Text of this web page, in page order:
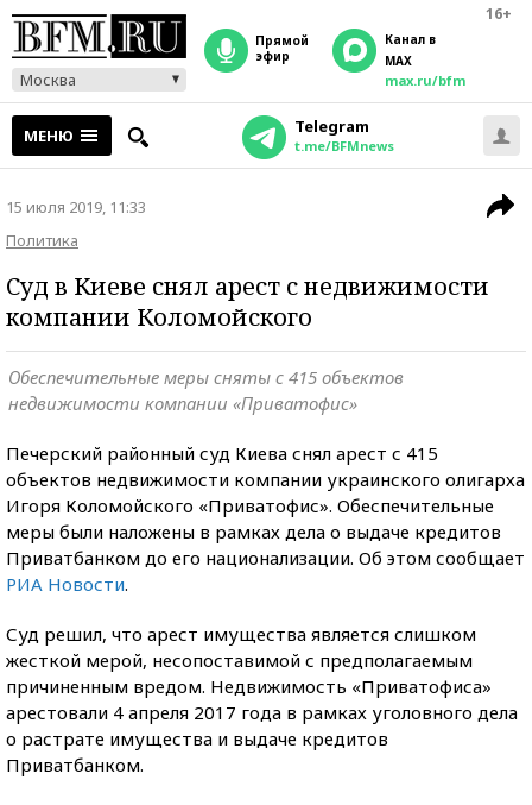
16+
Москва
прямой
эфир
Канал в
MAX
max.ru/bfm
МЕНЮ Telegram
t.me/BFMnews
15 июля 2019, 11:33
Политика
Суд в Киеве снял арест с недвижимости
компании Коломойского
Обеспечительные меры сняты с 415 объектов
недвижимости компании «Приватофис»
Печерский районный суд Киева снял арест с 415
объектов недвижимости компании украинского олигарха
Игоря Коломойского «Приватофис». Обеспечительные
меры были наложены в рамках дела о выдаче кредитов
Приватбанком до его национализации. Об этом сообщает
РИА Новости.
Суд решил, что арест имущества является слишком
жесткой мерой, несопоставимой с предполагаемым
причиненным вредом. Недвижимость «Приватофиса»
арестовали 4 апреля 2017 года в рамках уголовного дела
о растрате имущества и выдаче кредитов
Приватбанком.